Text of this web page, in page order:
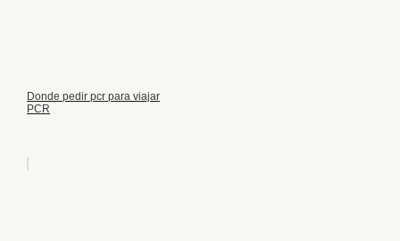
Donde pedir pcr para viajar
PCR